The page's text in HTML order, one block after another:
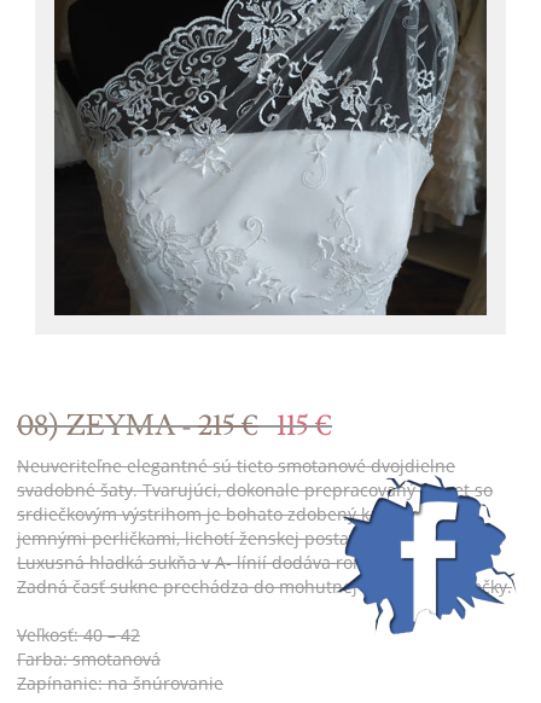
08) ZEYMA -215 € 115 €
Neuveriteľne elegantné sú tieto smotanové dvojdielne
svadobné šaty. Tvarujúci, dokonale prepracovaný korzet so
srdiečkovým výstrihom je bohato zdobený kamienkami a
jemnými perličkami, lichotí ženskej postave a zoštíhľuje pás.
Luxusná hladká sukňa v A- línií dodáva romantický vzhľad.
Zadná časť sukne prechádza do mohutnej nazberanej vlečky.
Veľkosť: 40 – 42
Farba: smotanová
Zapínanie: na šnúrovanie